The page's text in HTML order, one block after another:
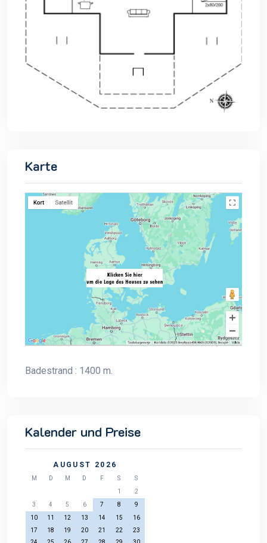
Karte
Badestrand : 1400 m.
Kalender und Preise
AUGUST 2026
M D M D F S
S
1
2
3
4 5 6 7 8
9
10
11 12 13 14 15
16
17
18 19 20 21 22
23